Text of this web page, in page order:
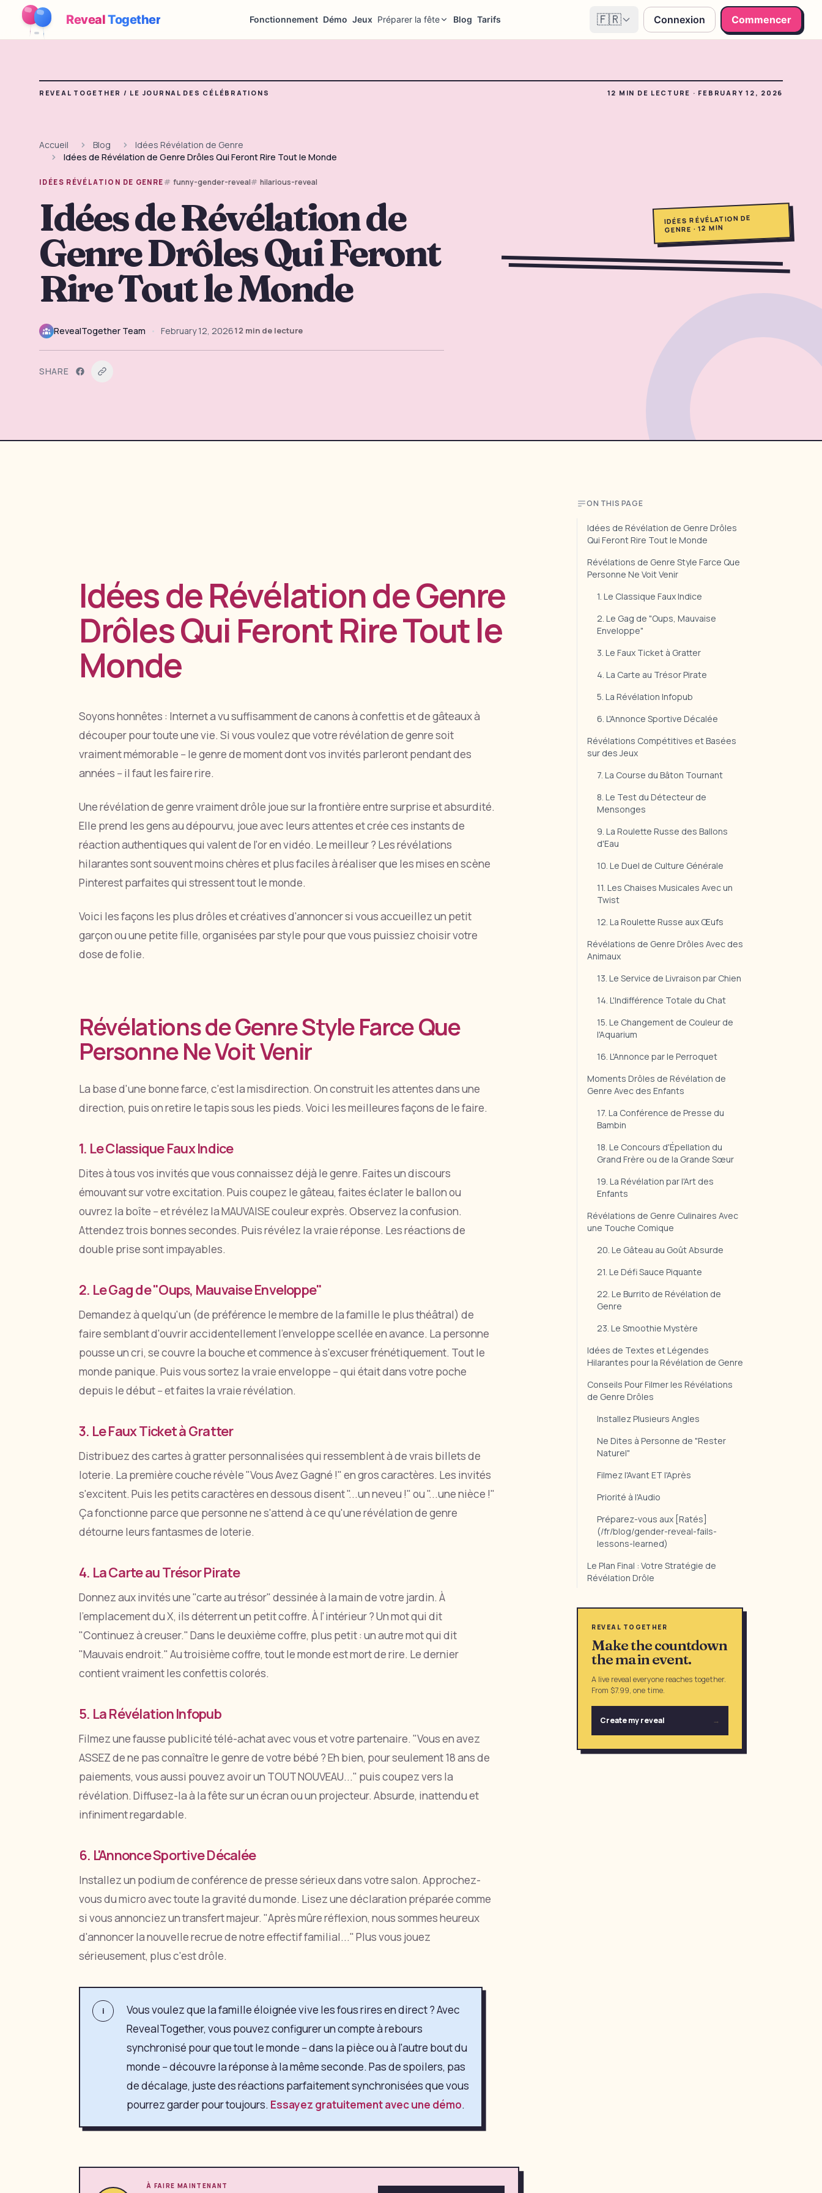
RevealTogether Fonctionnement Démo Jeux Préparer la fête Blog Tarifs 🇫🇷 Connexion Commencer
REVEAL TOGETHER / LE JOURNAL DES CÉLÉBRATIONS 12 MIN DE LECTURE · FEBRUARY 12, 2026
Accueil Blog
Idées Révélation de Genre
Idées de Révélation de Genre Drôles Qui Feront Rire Tout le Monde
IDÉES RÉVÉLATION DE GENRE funny-gender-reveal hilarious-reveal
Idées de Révélation de
Genre Drôles Qui Feront
Rire Tout le Monde
RevealTogether Team • February 12, 202612 min de lecture
SHARE
IDÉES RÉVÉLATION DE
GENRE ·12 MIN
Idées de Révélation de Genre
Drôles Qui Feront Rire Tout le
Monde
Soyons honnêtes : Internet a vu suffisamment de canons à confettis et de gâteaux à
découper pour toute une vie. Si vous voulez que votre révélation de genre soit
vraiment mémorable -- le genre de moment dont vos invités parleront pendant des
années -- il faut les faire rire.
Une révélation de genre vraiment drôle joue sur la frontière entre surprise et absurdité.
Elle prend les gens au dépourvu, joue avec leurs attentes et crée ces instants de
réaction authentiques qui valent de l'or en vidéo. Le meilleur ? Les révélations
hilarantes sont souvent moins chères et plus faciles à réaliser que les mises en scène
Pinterest parfaites qui stressent tout le monde.
Voici les façons les plus drôles et créatives d'annoncer si vous accueillez un petit
garçon ou une petite fille, organisées par style pour que vous puissiez choisir votre
dose de folie.
Révélations de Genre Style Farce Que
Personne Ne Voit Venir
La base d'une bonne farce, c'est la misdirection. On construit les attentes dans une
direction, puis on retire le tapis sous les pieds. Voici les meilleures façons de le faire.
1. Le Classique Faux Indice
Dites à tous vos invités que vous connaissez déjà le genre. Faites un discours
émouvant sur votre excitation. Puis coupez le gâteau, faites éclater le ballon ou
ouvrez la boîte -- et révélez la MAUVAISE couleur exprès. Observez la confusion.
Attendez trois bonnes secondes. Puis révélez la vraie réponse. Les réactions de
double prise sont impayables.
2. Le Gag de "Oups, Mauvaise Enveloppe"
Demandez à quelqu'un (de préférence le membre de la famille le plus théâtral) de
faire semblant d'ouvrir accidentellement l'enveloppe scellée en avance. La personne
pousse un cri, se couvre la bouche et commence à s'excuser frénétiquement. Tout le
monde panique. Puis vous sortez la vraie enveloppe -- qui était dans votre poche
depuis le début -- et faites la vraie révélation.
3. Le Faux Ticket à Gratter
Distribuez des cartes à gratter personnalisées qui ressemblent à de vrais billets de
loterie. La première couche révèle "Vous Avez Gagné !" en gros caractères. Les invités
s'excitent. Puis les petits caractères en dessous disent "...un neveu !" ou "...une nièce !"
Ça fonctionne parce que personne ne s'attend à ce qu'une révélation de genre
détourne leurs fantasmes de loterie.
4. La Carte au Trésor Pirate
Donnez aux invités une "carte au trésor" dessinée à la main de votre jardin. À
l'emplacement du X, ils déterrent un petit coffre. À l'intérieur ? Un mot qui dit
"Continuez à creuser." Dans le deuxième coffre, plus petit : un autre mot qui dit
"Mauvais endroit." Au troisième coffre, tout le monde est mort de rire. Le dernier
contient vraiment les confettis colorés.
5. La Révélation Infopub
Filmez une fausse publicité télé-achat avec vous et votre partenaire. "Vous en avez
ASSEZ de ne pas connaître le genre de votre bébé ? Eh bien, pour seulement 18 ans de
paiements, vous aussi pouvez avoir un TOUT NOUVEAU..." puis coupez vers la
révélation. Diffusez-la à la fête sur un écran ou un projecteur. Absurde, inattendu et
infiniment regardable.
6. L'Annonce Sportive Décalée
Installez un podium de conférence de presse sérieux dans votre salon. Approchez-
vous du micro avec toute la gravité du monde. Lisez une déclaration préparée comme
si vous annonciez un transfert majeur. "Après mûre réflexion, nous sommes heureux
d'annoncer la nouvelle recrue de notre effectif familial..." Plus vous jouez
sérieusement, plus c'est drôle.
i
Vous voulez que la famille éloignée vive les fous rires en direct ? Avec
RevealTogether, vous pouvez configurer un compte à rebours
synchronisé pour que tout le monde -- dans la pièce ou à l'autre bout du
monde -- découvre la réponse à la même seconde. Pas de spoilers, pas
de décalage, juste des réactions parfaitement synchronisées que vous
pourrez garder pour toujours. Essayez gratuitement avec une démo.
À FAIRE MAINTENANT
ON THIS PAGE
Idées de Révélation de Genre Drôles
Qui Feront Rire Tout le Monde
Révélations de Genre Style Farce Que
Personne Ne Voit Venir
1. Le Classique Faux Indice
2. Le Gag de "Oups, Mauvaise
Enveloppe"
3. Le Faux Ticket à Gratter
4. La Carte au Trésor Pirate
5. La Révélation Infopub
6. L'Annonce Sportive Décalée
Révélations Compétitives et Basées
sur des Jeux
7. La Course du Bâton Tournant
8. Le Test du Détecteur de
Mensonges
9. La Roulette Russe des Ballons
d'Eau
10. Le Duel de Culture Générale
11. Les Chaises Musicales Avec un
Twist
12. La Roulette Russe aux Œufs
Révélations de Genre Drôles Avec des
Animaux
13. Le Service de Livraison par Chien
14. L'Indifférence Totale du Chat
15. Le Changement de Couleur de
l'Aquarium
16. L'Annonce par le Perroquet
Moments Drôles de Révélation de
Genre Avec des Enfants
17. La Conférence de Presse du
Bambin
18. Le Concours d'Épellation du
Grand Frère ou de la Grande Sœur
19. La Révélation par l'Art des
Enfants
Révélations de Genre Culinaires Avec
une Touche Comique
20. Le Gâteau au Goût Absurde
21. Le Défi Sauce Piquante
22. Le Burrito de Révélation de
Genre
23. Le Smoothie Mystère
Idées de Textes et Légendes
Hilarantes pour la Révélation de Genre
Conseils Pour Filmer les Révélations
de Genre Drôles
Installez Plusieurs Angles
Ne Dites à Personne de "Rester
Naturel"
Filmez l'Avant ET l'Après
Priorité à l'Audio
Préparez-vous aux [Ratés]
(/fr/blog/gender-reveal-fails-
lessons-learned)
Le Plan Final : Votre Stratégie de
Révélation Drôle
REVEAL TOGETHER
Make the countdown
the main event.
A live reveal everyone reaches together.
From $7.99, one time.
Create my reveal →